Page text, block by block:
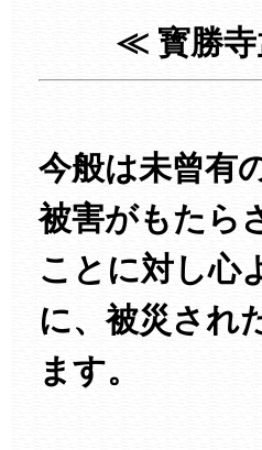
≪ 寳勝寺
今般は未曾有
被害がもたら
ことに対し心
に、被災され
ます。